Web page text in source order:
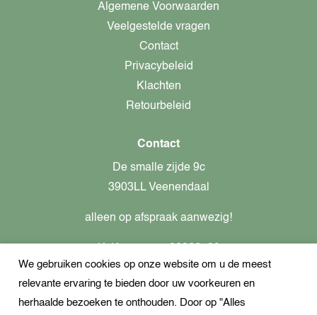
Algemene Voorwaarden
Veelgestelde vragen
Contact
Privacybeleid
Klachten
Retourbeleid
Contact
De smalle zijde 9c
3903LL Veenendaal
alleen op afspraak aanwezig!
Btw-nummer: nl862437301B01
+31621944547
We gebruiken cookies op onze website om u de meest
relevante ervaring te bieden door uw voorkeuren en
herhaalde bezoeken te onthouden. Door op "Alles